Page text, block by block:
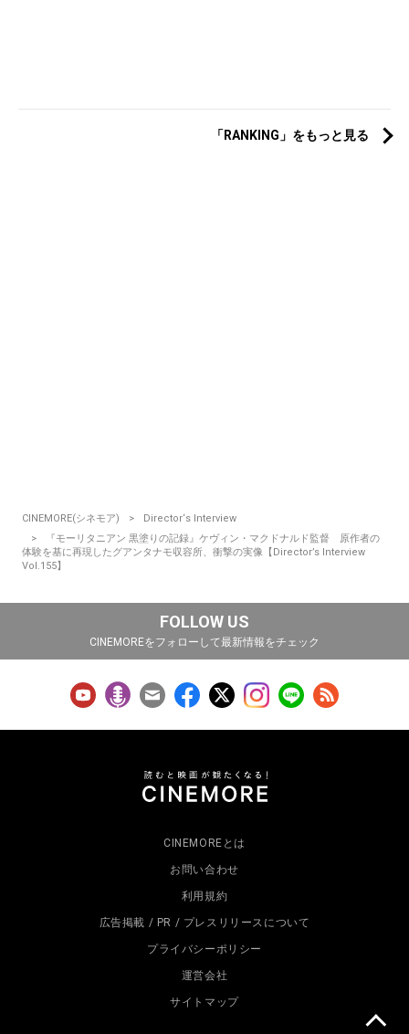
「RANKING」をもっと見る
CINEMORE(シネモア)
Director‘s Interview
『モーリタニアン 黒塗りの記録』ケヴィン・マクドナルド監督 原作者の
体験を基に再現したグアンタナモ収容所、衝撃の実像【Director’s Interview
Vol.155】
FOLLOW US
CINEMOREをフォローして最新情報をチェック
CINEMOREとは
お問い合わせ
利用規約
広告掲載 / PR / プレスリリースについて
プライバシーポリシー
運営会社
サイトマップ